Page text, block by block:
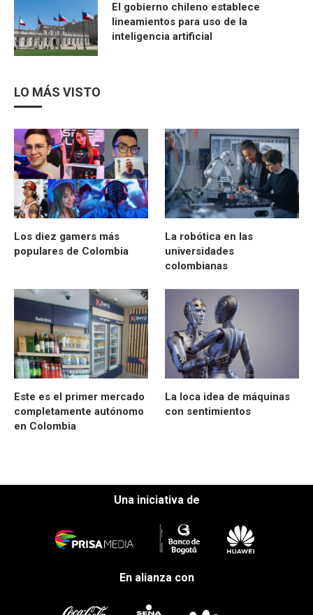
El gobierno chileno establece
lineamientos para uso de la
inteligencia artificial
LO MÁS VISTO
Los diez gamers más
populares de Colombia
La robótica en las
universidades
colombianas
Este es el primer mercado
completamente autónomo
en Colombia
La loca idea de máquinas
con sentimientos
Una iniciativa de
En alianza con